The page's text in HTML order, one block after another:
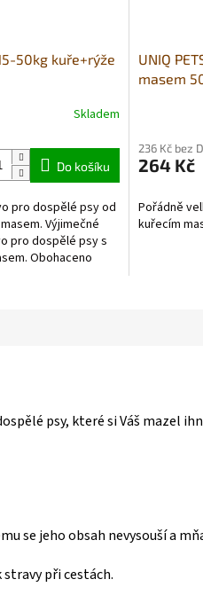
50kg kuře+rýže
Skladem
Do košíku
pro dospělé psy od
Výjimečné
pro dospělé psy s
Obohaceno
UNIQ
masem
produktu
je
z
5
236 Kč bez
264 Kč
Pořádně
kuřecím
psy, které si Váš mazel
se jeho obsah nevysouší a
při cestách.